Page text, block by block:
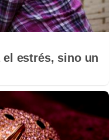
estrés, sino un